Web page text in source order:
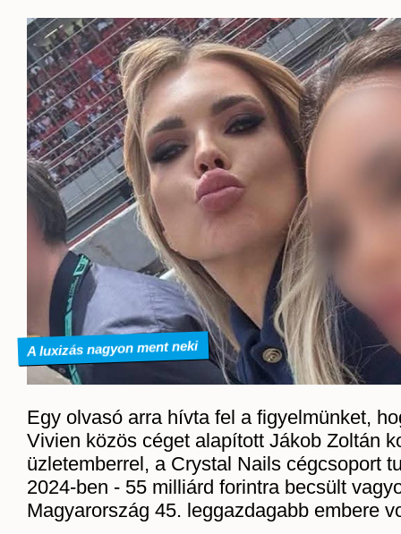
A luxizás nagyon ment neki
Egy olvasó arra hívta fel a figyelmünket,
Vivien közös céget alapított Jákob Zoltán
üzletemberrel, a Crystal Nails cégcsoport
2024-ben - 55 milliárd forintra becsült
Magyarország 45. leggazdagabb embere